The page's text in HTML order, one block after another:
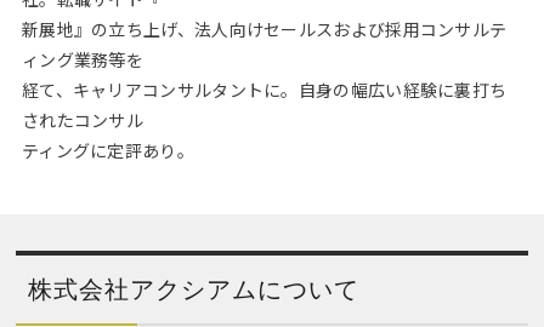
新展地』の立ち上げ、法人向けセールスおよび採用コンサルテ
ィング業務等を
経て、キャリアコンサルタントに。自身の幅広い経験に裏打ち
されたコンサル
ティングに定評あり。
株式会社アクシアムについて